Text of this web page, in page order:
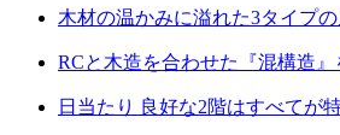
木材の温かみに溢れた3タイプ
RCと木造を合わせた『混構造
日当たり 良好な2階はすべてが